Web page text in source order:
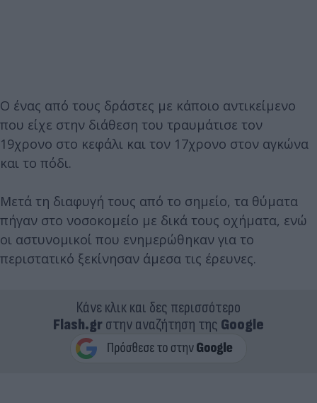
Ο ένας από τους δράστες με κάποιο αντικείμενο
που είχε στην διάθεση του τραυμάτισε τον
19χρονο στο κεφάλι και τον 17χρονο στον αγκώνα
και το πόδι.
Μετά τη διαφυγή τους από το σημείο, τα θύματα
πήγαν στο νοσοκομείο με δικά τους οχήματα, ενώ
οι αστυνομικοί που ενημερώθηκαν για το
περιστατικό ξεκίνησαν άμεσα τις έρευνες.
Κάνε κλικ και δες περισσότερο
Flash.grστην αναζήτηση της Google